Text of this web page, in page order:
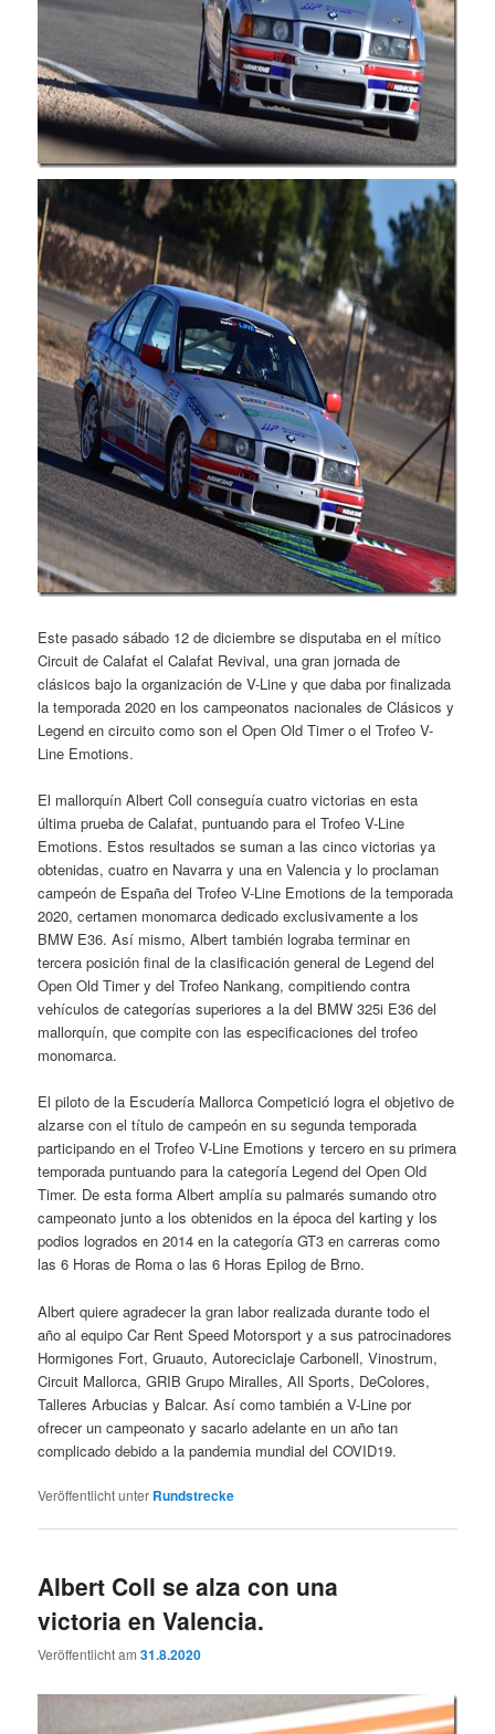
Este pasado sábado 12 de diciembre se disputaba en el mítico
Circuit de Calafat el Calafat Revival, una gran jornada de
clásicos bajo la organización de V-Line y que daba por finalizada
la temporada 2020 en los campeonatos nacionales de Clásicos y
Legend en circuito como son el Open Old Timer o el Trofeo V-
Line Emotions.
El mallorquín Albert Coll conseguía cuatro victorias en esta
última prueba de Calafat, puntuando para el Trofeo V-Line
Emotions. Estos resultados se suman a las cinco victorias ya
obtenidas, cuatro en Navarra y una en Valencia y lo proclaman
campeón de España del Trofeo V-Line Emotions de la temporada
2020, certamen monomarca dedicado exclusivamente a los
BMW E36. Así mismo, Albert también lograba terminar en
tercera posición final de la clasificación general de Legend del
Open Old Timer y del Trofeo Nankang, compitiendo contra
vehículos de categorías superiores a la del BMW 325i E36 del
mallorquín, que compite con las especificaciones del trofeo
monomarca.
El piloto de la Escudería Mallorca Competició logra el objetivo de
alzarse con el título de campeón en su segunda temporada
participando en el Trofeo V-Line Emotions y tercero en su primera
temporada puntuando para la categoría Legend del Open Old
Timer. De esta forma Albert amplía su palmarés sumando otro
campeonato junto a los obtenidos en la época del karting y los
podios logrados en 2014 en la categoría GT3 en carreras como
las 6 Horas de Roma o las 6 Horas Epilog de Brno.
Albert quiere agradecer la gran labor realizada durante todo el
año al equipo Car Rent Speed Motorsport y a sus patrocinadores
Hormigones Fort, Gruauto, Autoreciclaje Carbonell, Vinostrum,
Circuit Mallorca, GRIB Grupo Miralles, All Sports, DeColores,
Talleres Arbucias y Balcar. Así como también a V-Line por
ofrecer un campeonato y sacarlo adelante en un año tan
complicado debido a la pandemia mundial del COVID19.
Veröffentlicht unter Rundstrecke
Albert Coll se alza con una
victoria en Valencia.
Veröffentlicht am31.8.2020